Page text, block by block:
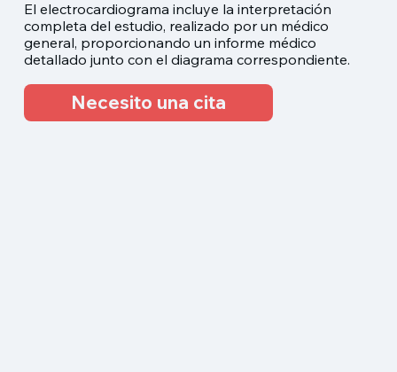
El electrocardiograma incluye la interpretación
completa del estudio, realizado por un médico
general, proporcionando un informe médico
detallado junto con el diagrama correspondiente.
Necesito una cita